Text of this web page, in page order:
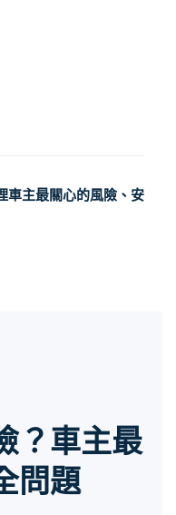
車主最關心的風險、安
？車主最
問題